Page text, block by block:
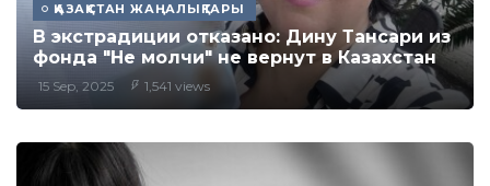
ҚАЗАҚСТАН ЖАҢАЛЫҚТАРЫ
В экстрадиции отказано: Дину Тансари из
фонда "Не молчи" не вернут в Казахстан
15 Sep, 2025 1,541 views